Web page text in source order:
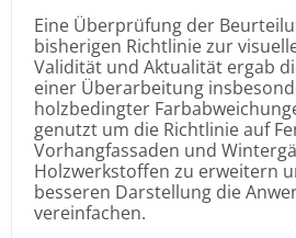
Eine Überprüfung der
bisherigen Richtlinie zur
Validität und Aktualität ergab
einer Überarbeitung
holzbedingter
genutzt um die Richtlinie auf
Vorhangfassaden und
Holzwerkstoffen zu erweitern
besseren Darstellung die
vereinfachen.